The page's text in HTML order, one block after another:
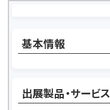
基本情報
出展製品・サービス